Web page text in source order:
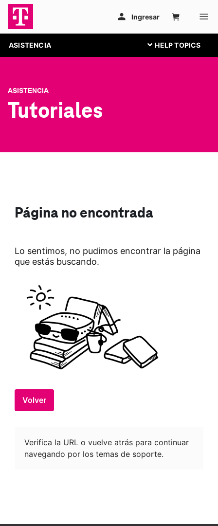
ASISTENCIA
ASISTENCIA
Tutoriales